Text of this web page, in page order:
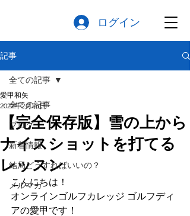
ログイン
記事
全ての記事
ブログ
新着情報
結局どうすればいいの？
メルマガ
全ての記事
【完全保存版】雪の上から
ナイスショットを打てる
レッスン
愛甲和矢
2022年2月26日
こんにちは！
オンラインゴルフカレッジ ゴルフディ
アの愛甲です！